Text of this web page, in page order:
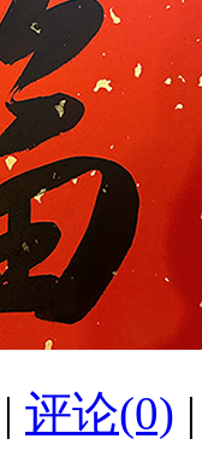
| 评论(0)